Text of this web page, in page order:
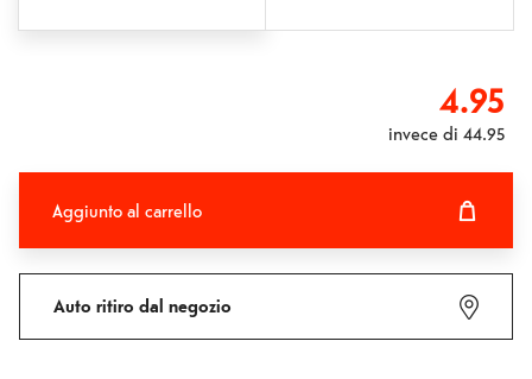
4.95
invece di 44.95
Aggiunto al carrello
Auto ritiro dal negozio